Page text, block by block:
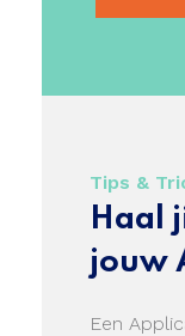
Tips &
Haal
jouw
Een